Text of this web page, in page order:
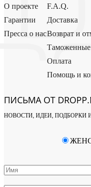
О проекте
Гарантии
Пресса о нас
F.A.Q.
Доставка
Возврат и
Оплата
Помощь и
ПИСЬМА ОТ
НОВОСТИ, ИДЕИ, ПОДБОРКИ